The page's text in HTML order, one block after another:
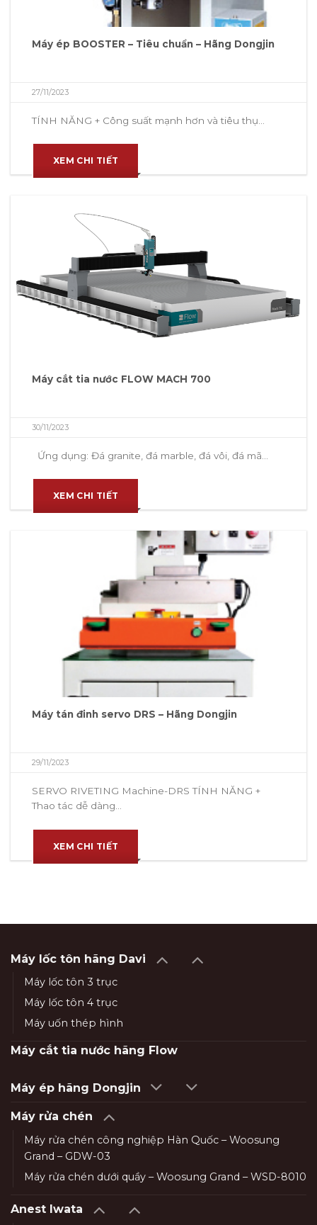
Máy ép BOOSTER – Tiêu chuẩn – Hãng Dongjin
27/11/2023
TÍNH NĂNG + Công suất mạnh hơn và tiêu thụ...
XEM CHI TIẾT
Máy cắt tia nước FLOW MACH 700
30/11/2023
Ứng dụng: Đá granite, đá marble, đá vôi, đá mã...
XEM CHI TIẾT
Máy tán đinh servo DRS – Hãng Dongjin
29/11/2023
SERVO RIVETING Machine-DRS TÍNH NĂNG +
Thao tác dễ dàng...
XEM CHI TIẾT
Máy lốc tôn hãng Davi
Máy lốc tôn 3 trục
Máy lốc tôn 4 trục
Máy uốn thép hình
Máy cắt tia nước hãng Flow
Máy ép hãng Dongjin
Máy rửa chén
Máy rửa chén công nghiệp Hàn Quốc – Woosung
Grand – GDW-03
Máy rửa chén dưới quầy – Woosung Grand – WSD-8010
Anest Iwata